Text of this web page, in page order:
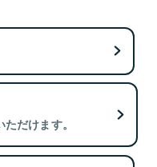
だけます。